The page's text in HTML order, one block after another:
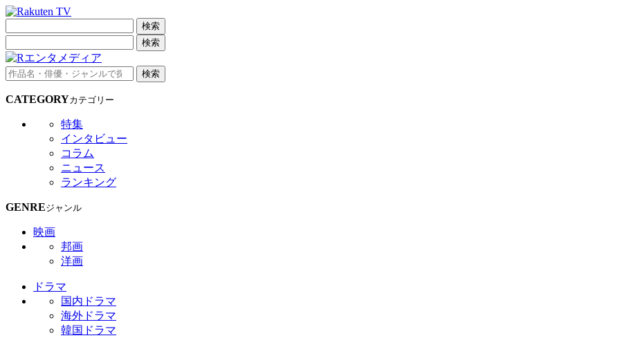
検索
検索
検索
CATEGORYカテゴリー
特集
インタビュー
コラム
ニュース
ランキング
GENREジャンル
映画
邦画
洋画
ドラマ
国内ドラマ
海外ドラマ
韓国ドラマ